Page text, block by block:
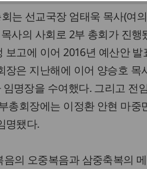
는 선교국장 엄태욱 목사(여
사의 사회로 2부 총회가 진행
고에 이어 2016년 예산안 발
은 지난해에 이어 양승호 목
명장을 수여했다. 그리고 전
총회장에는 이정환 안현 마중
명됐다.
의 오중복음과 삼중축복의